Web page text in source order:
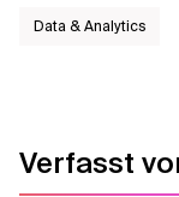
Data & Analytics
Verfasst